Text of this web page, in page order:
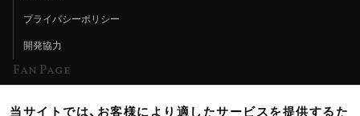
プライバシーポリシー
開発協力
Fan Page
当サイトでは、お客様により適したサービスを提供するた